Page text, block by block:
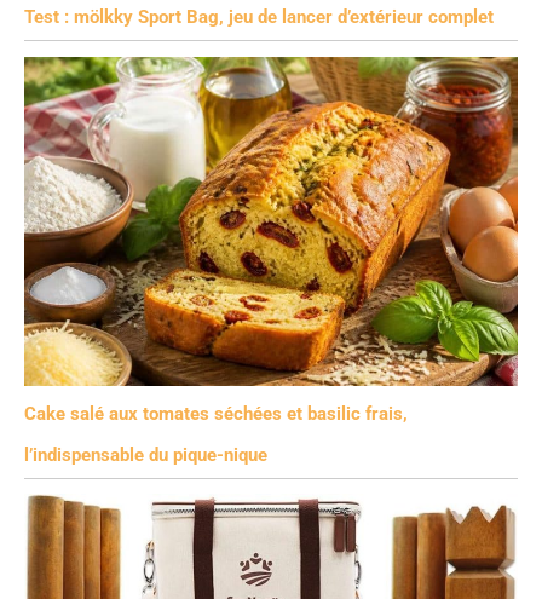
Test : mölkky Sport Bag, jeu de lancer d’extérieur complet
Cake salé aux tomates séchées et basilic frais,
l’indispensable du pique-nique